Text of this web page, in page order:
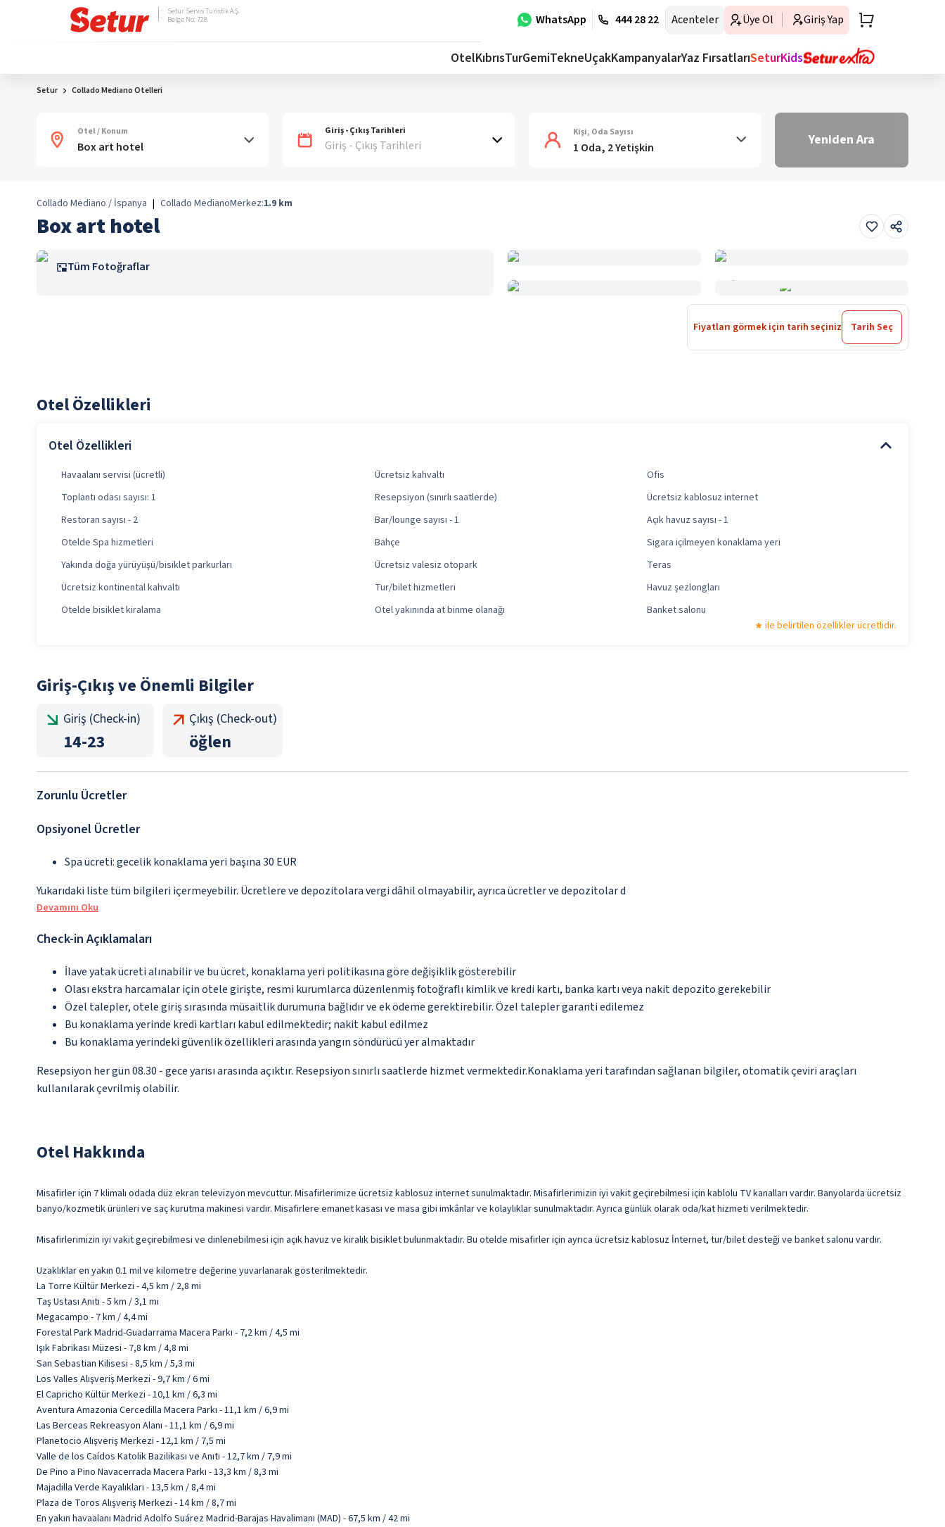
WhatsApp 444 28 22 Acenteler Üye Ol Giriş Yap
Setur Servis Turistik A.Ş.
Belge No: 728
OtelKıbrısTurGemiTekneUçakKampanyalarYaz FırsatlarıSeturKids
Setur Collado Mediano Otelleri
Otel / Konum Giriş - Çıkış Tarihleri
Giriş - Çıkış Tarihleri
Kişi, Oda Sayısı
1 Oda, 2 Yetişkin Yeniden Ara
Collado Mediano / İspanya | Collado MedianoMerkez:1.9 km
Box art hotel
Tüm Fotoğraflar
Fiyatları görmek için tarih seçiniz Tarih Seç
Otel Özellikleri
Otel Özellikleri
Havaalanı servisi (ücretli) Ücretsiz kahvaltı
Ofis
Toplantı odası sayısı: 1
Resepsiyon (sınırlı saatlerde)
Ücretsiz kablosuz internet
Restoran sayısı - 2
Bar/lounge sayısı - 1
Açık havuz sayısı - 1
Otelde Spa hizmetleri
Bahçe
Sigara içilmeyen konaklama yeri
Yakında doğa yürüyüşü/bisiklet parkurları
Ücretsiz valesiz otopark
Teras
Ücretsiz kontinental kahvaltı
Tur/bilet hizmetleri
Havuz şezlongları
Otelde bisiklet kiralama
Otel yakınında at binme olanağı
Banket salonu
ile belirtilen özellikler ücretlidir.
Giriş-Çıkış ve Önemli Bilgiler
Giriş (Check-in)
14-23
Çıkış (Check-out)
öğlen
Zorunlu Ücretler
Opsiyonel Ücretler
Spa ücreti: gecelik konaklama yeri başına 30 EUR
Yukarıdaki liste tüm bilgileri içermeyebilir. Ücretlere ve depozitolara vergi dâhil olmayabilir, ayrıca ücretler ve depozitolar d
Devamını Oku
Check-in Açıklamaları
İlave yatak ücreti alınabilir ve bu ücret, konaklama yeri politikasına göre değişiklik gösterebilir
Olası ekstra harcamalar için otele girişte, resmi kurumlarca düzenlenmiş fotoğraflı kimlik ve kredi kartı, banka kartı veya nakit depozito gerekebilir
Özel talepler, otele giriş sırasında müsaitlik durumuna bağlıdır ve ek ödeme gerektirebilir. Özel talepler garanti edilemez
Bu konaklama yerinde kredi kartları kabul edilmektedir; nakit kabul edilmez
Bu konaklama yerindeki güvenlik özellikleri arasında yangın söndürücü yer almaktadır
Resepsiyon her gün 08.30 - gece yarısı arasında açıktır. Resepsiyon sınırlı saatlerde hizmet vermektedir.Konaklama yeri tarafından sağlanan bilgiler, otomatik çeviri araçları
kullanılarak çevrilmiş olabilir.
Otel Hakkında
Misafirler için 7 klimalı odada düz ekran televizyon mevcuttur. Misafirlerimize ücretsiz kablosuz internet sunulmaktadır. Misafirlerimizin iyi vakit geçirebilmesi için kablolu TV kanalları vardır. Banyolarda ücretsiz
banyo/kozmetik ürünleri ve saç kurutma makinesi vardır. Misafirlere emanet kasası ve masa gibi imkânlar ve kolaylıklar sunulmaktadır. Ayrıca günlük olarak oda/kat hizmeti verilmektedir.
Misafirlerimizin iyi vakit geçirebilmesi ve dinlenebilmesi için açık havuz ve kiralık bisiklet bulunmaktadır. Bu otelde misafirler için ayrıca ücretsiz kablosuz İnternet, tur/bilet desteği ve banket salonu vardır.
Uzaklıklar en yakın 0.1 mil ve kilometre değerine yuvarlanarak gösterilmektedir.
La Torre Kültür Merkezi - 4,5 km / 2,8 mi
Taş Ustası Anıtı - 5 km / 3,1 mi
Megacampo - 7 km / 4,4 mi
Forestal Park Madrid-Guadarrama Macera Parkı - 7,2 km / 4,5 mi
Işık Fabrikası Müzesi - 7,8 km / 4,8 mi
San Sebastian Kilisesi - 8,5 km / 5,3 mi
Los Valles Alışveriş Merkezi - 9,7 km / 6 mi
El Capricho Kültür Merkezi - 10,1 km / 6,3 mi
Aventura Amazonia Cercedilla Macera Parkı - 11,1 km / 6,9 mi
Las Berceas Rekreasyon Alanı - 11,1 km / 6,9 mi
Planetocio Alışveriş Merkezi - 12,1 km / 7,5 mi
Valle de los Caídos Katolik Bazilikası ve Anıtı - 12,7 km / 7,9 mi
De Pino a Pino Navacerrada Macera Parkı - 13,3 km / 8,3 mi
Majadilla Verde Kayalıkları - 13,5 km / 8,4 mi
Plaza de Toros Alışveriş Merkezi - 14 km / 8,7 mi
En yakın havaalanı Madrid Adolfo Suárez Madrid-Barajas Havalimanı (MAD) - 67,5 km / 42 mi